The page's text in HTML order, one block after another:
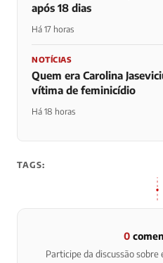
após 18 dias
Há 17 horas
NOTÍCIAS
Quem era Carolina
vítima de feminicídio
Há 18 horas
TAGS:
0
Participe da discussão